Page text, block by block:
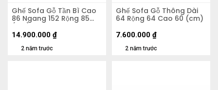
Ghế Sofa Gỗ Tần Bì Cao
86 Ngang 152 Rộng 85
(cm)
2 năm trước
14.900.000 ₫
Ghế Sofa Gỗ Thông Dài
64 Rộng 64 Cao 60 (cm)
2 năm trước
7.600.000 ₫